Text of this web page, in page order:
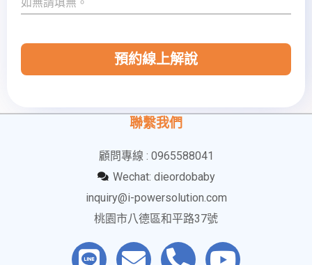
預約線上解說
聯繫我們
顧問專線 : 0965588041
Wechat: dieordobaby
inquiry@i-powersolution.com
桃園市八德區和平路37號